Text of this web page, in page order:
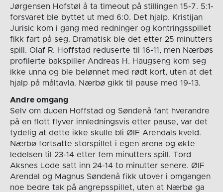
Jørgensen Hofstøl å ta timeout på stillingen 15-7. 5:1-
forsvaret ble byttet ut med 6:0. Det hjalp. Kristijan
Jurisic kom i gang med redninger og kontringsspillet
fikk fart på seg. Dramatisk ble det etter 25 minutters
spill. Olaf R. Hoffstad reduserte til 16-11, men Nærbøs
profilerte bakspiller Andreas H. Haugseng kom seg
ikke unna og ble belønnet med rødt kort, uten at det
hjalp på måltavla. Nærbø gikk til pause med 19-13.
Andre omgang
Selv om duoen Hoffstad og Søndenå fant hverandre
på en flott flyver innledningsvis etter pause, var det
tydelig at dette ikke skulle bli ØIF Arendals kveld.
Nærbø fortsatte storspillet i egen arena og økte
ledelsen til 23-14 etter fem minutters spill. Tord
Aksnes Lode satt inn 24-14 to minutter senere. ØIF
Arendal og Magnus Søndenå fikk utover i omgangen
noe bedre tak på angrepsspillet, uten at Nærbø ga